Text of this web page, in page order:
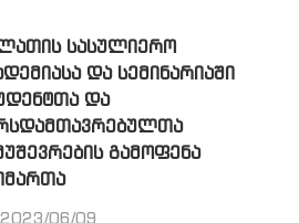
ᲡᲐᲡᲣᲚᲘᲔᲠᲝ
ᲓᲐ ᲡᲔᲛᲘᲜᲐᲠᲘᲐᲨᲘ
ᲓᲐ
ᲒᲐᲛᲝᲤᲔᲜᲐ